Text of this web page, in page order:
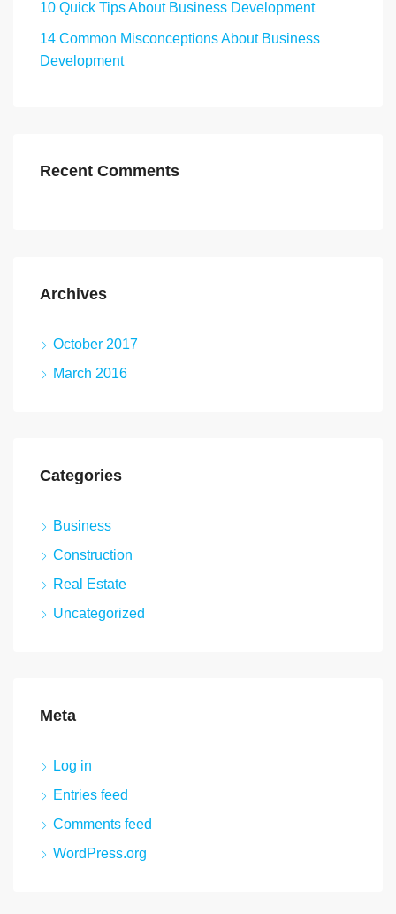
10 Quick Tips About Business Development
14 Common Misconceptions About Business
Development
Recent Comments
Archives
October 2017
March 2016
Categories
Business
Construction
Real Estate
Uncategorized
Meta
Log in
Entries feed
Comments feed
WordPress.org